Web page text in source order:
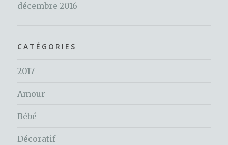
décembre 2016
CATÉGORIES
2017
Amour
Bébé
Décoratif